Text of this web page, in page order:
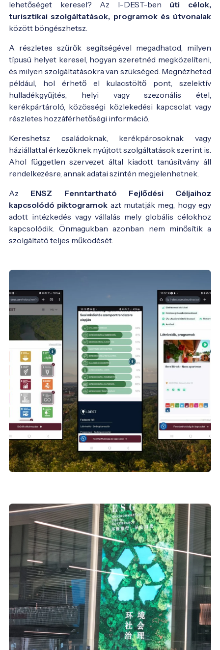
lehetőséget keresel? Az I-DEST-ben úti célok,
turisztikai szolgáltatások, programok és útvonalak
között böngészhetsz.
A részletes szűrők segítségével megadhatod, milyen
típusú helyet keresel, hogyan szeretnéd megközelíteni,
és milyen szolgáltatásokra van szükséged. Megnézheted
például, hol érhető el kulacstöltő pont, szelektív
hulladékgyűjtés, helyi vagy szezonális étel,
kerékpártároló, közösségi közlekedési kapcsolat vagy
részletes hozzáférhetőségi információ.
Kereshetsz családoknak, kerékpárosoknak vagy
háziállattal érkezőknek nyújtott szolgáltatások szerint is.
Ahol független szervezet által kiadott tanúsítvány áll
rendelkezésre, annak adatai szintén megjelenhetnek.
Az ENSZ Fenntartható Fejlődési Céljaihoz
kapcsolódó piktogramok azt mutatják meg, hogy egy
adott intézkedés vagy vállalás mely globális célokhoz
kapcsolódik. Önmagukban azonban nem minősítik a
szolgáltató teljes működését.